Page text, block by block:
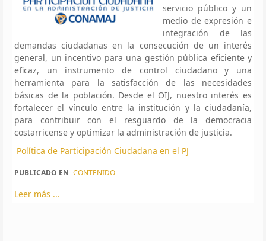
servicio público y un
medio de expresión e
integración de las
demandas ciudadanas en la consecución de un interés
general, un incentivo para una gestión pública eficiente y
eficaz, un instrumento de control ciudadano y una
herramienta para la satisfacción de las necesidades
básicas de la población. Desde el OIJ, nuestro interés es
fortalecer el vínculo entre la institución y la ciudadanía,
para contribuir con el resguardo de la democracia
costarricense y optimizar la administración de justicia.
Política de Participación Ciudadana en el PJ
PUBLICADO EN CONTENIDO
Leer más ...